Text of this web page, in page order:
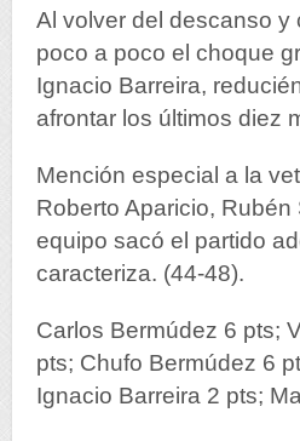
Al volver del descanso y
poco a poco el choque
Ignacio Barreira,
afrontar los últimos diez
Mención especial a la
Roberto Aparicio,
equipo sacó el partido
caracteriza. (44-48).
Carlos Bermúdez 6 pts;
pts; Chufo Bermúdez 6
Ignacio Barreira 2 pts;